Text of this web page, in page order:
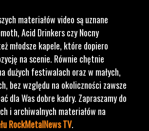
materiałów video są uznane
Acid Drinkers czy Nocny
młodsze kapele, które dopiero
na scenie. Równie chętnie
dużych festiwalach oraz w małych,
bez względu na okoliczności zawsze
dla Was dobre kadry. Zapraszamy do
i archiwalnych materiałów na
RockMetalNews TV.